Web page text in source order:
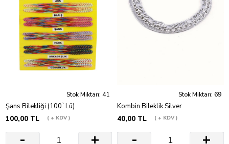
Stok Miktarı: 41
Şans Bilekliği (100`Lü)
100,00 TL
+ KDV
Stok Miktarı: 69
Kombin Bileklik Silver
40,00 TL
+ KDV